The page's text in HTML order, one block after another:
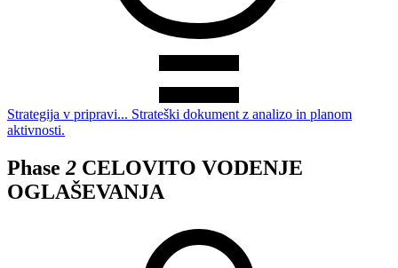
Strategija v pripravi... Strateški dokument z analizo in planom
aktivnosti.
Phase 2 CELOVITO VODENJE
OGLAŠEVANJA